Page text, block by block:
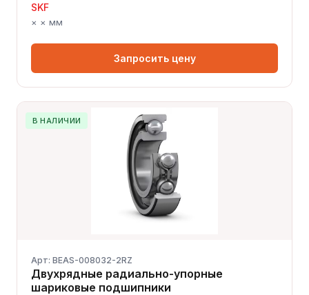
SKF
× × мм
Запросить цену
В НАЛИЧИИ
Арт: BEAS-008032-2RZ
Двухрядные радиально-упорные
шариковые подшипники